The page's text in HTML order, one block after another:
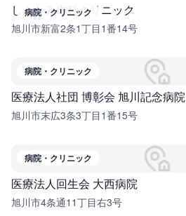
病院・クリニック
しんとみ内科クリニック
旭川市新富2条1丁目1番14号
病院・クリニック
医療法人社団 博彰会 旭川記念病院
旭川市末広3条3丁目1番15号
病院・クリニック
医療法人回生会 大西病院
旭川市4条通11丁目右3号